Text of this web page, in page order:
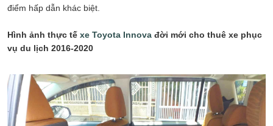
điểm hấp dẫn khác biệt.
Hình ảnh thực tế xe Toyota Innova đời mới cho thuê xe phục
vụ du lịch 2016-2020